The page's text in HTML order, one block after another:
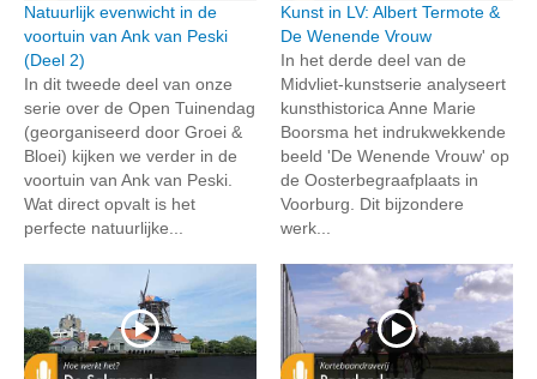
Natuurlijk evenwicht in de
voortuin van Ank van Peski
(Deel 2)
In dit tweede deel van onze
serie over de Open Tuinendag
(georganiseerd door Groei &
Bloei) kijken we verder in de
voortuin van Ank van Peski.
Wat direct opvalt is het
perfecte natuurlijke...
Kunst in LV: Albert Termote &
De Wenende Vrouw
In het derde deel van de
Midvliet-kunstserie analyseert
kunsthistorica Anne Marie
Boorsma het indrukwekkende
beeld 'De Wenende Vrouw' op
de Oosterbegraafplaats in
Voorburg. Dit bijzondere
werk...